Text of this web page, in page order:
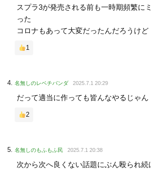
スプラ3が発売される前も一時期頻繁に
った
コロナもあって大変だったんだろうけど
1
名無しのレベチパンダ 2025.7.1 20:29
だって適当に作っても皆んなやるじゃん
2
名無しのもふもふ民 2025.7.1 20:38
次から次へ良くない話題にぶん殴られ続